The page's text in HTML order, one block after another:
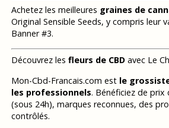
Achetez les meilleures graines de
Original Sensible Seeds, y compris leur
Banner #3.
Découvrez les fleurs de CBDavec Le
Mon-Cbd-Francais.com est le
les professionnels. Bénéficiez de prix
(sous 24h), marques reconnues, des
contrôlés.